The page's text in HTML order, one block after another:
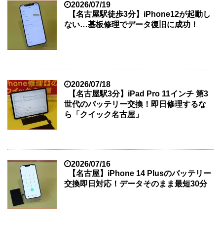
2026/07/19
【名古屋駅徒歩3分】iPhone12が起動し
ない…基板修理でデータ復旧に成功！
2026/07/18
【名古屋駅3分】iPad Pro 11インチ 第3
世代のバッテリー交換！即日修理するな
ら「クイック名古屋」
2026/07/16
【名古屋】iPhone 14 Plusのバッテリー
交換即日対応！データそのまま最短30分